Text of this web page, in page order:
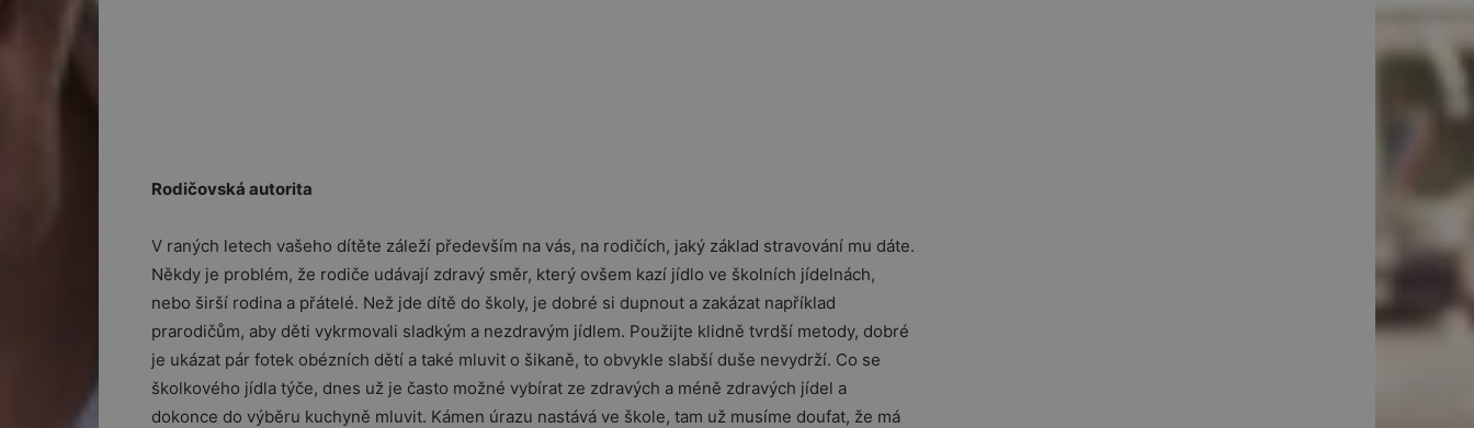
Rodičovská autorita
V raných letech vašeho dítěte záleží především na vás, na rodičích, jaký základ stravování mu dáte.
Někdy je problém, že rodiče udávají zdravý směr, který ovšem kazí jídlo ve školních jídelnách,
nebo širší rodina a přátelé. Než jde dítě do školy, je dobré si dupnout a zakázat například
prarodičům, aby děti vykrmovali sladkým a nezdravým jídlem. Použijte klidně tvrdší metody, dobré
je ukázat pár fotek obézních dětí a také mluvit o šikaně, to obvykle slabší duše nevydrží. Co se
školkového jídla týče, dnes už je často možné vybírat ze zdravých a méně zdravých jídel a
dokonce do výběru kuchyně mluvit. Kámen úrazu nastává ve škole, tam už musíme doufat, že má